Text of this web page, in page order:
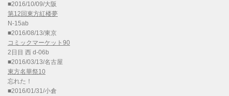
■2016/10/09/大阪
第12回東方紅楼夢
N-15ab
■2016/08/13/東京
コミックマーケット90
2日目 西 d-06b
■2016/03/13/名古屋
東方名華祭10
忘れた！
■2016/01/31/小倉